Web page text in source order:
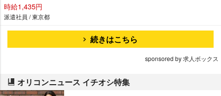
時給1,435円
派遣社員 / 東京都
続きはこちら
sponsored by 求人ボックス
オリコンニュース イチオシ特集